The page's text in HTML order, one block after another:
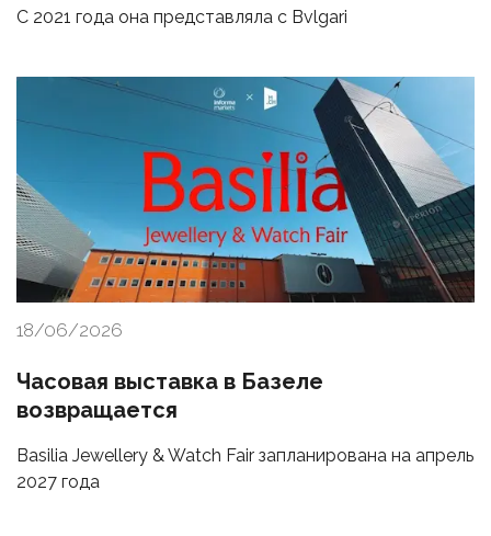
С 2021 года она представляла с Bvlgari
18/06/2026
Часовая выставка в Базеле
возвращается
Basilia Jewellery & Watch Fair запланирована на апрель
2027 года